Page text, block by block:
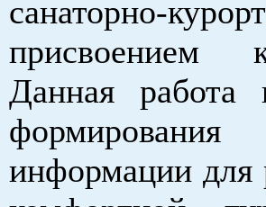
санаторно-
присвоением
Данная работа
информации для